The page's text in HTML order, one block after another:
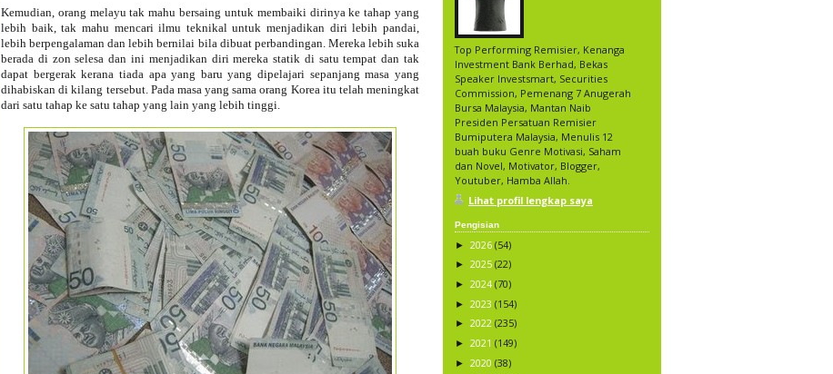
Kemudian, orang melayu tak mahu bersaing untuk membaiki dirinya ke tahap yang
lebih baik, tak mahu mencari ilmu teknikal untuk menjadikan diri lebih pandai,
lebih berpengalaman dan lebih bernilai bila dibuat perbandingan. Mereka lebih suka
berada di zon selesa dan ini menjadikan diri mereka statik di satu tempat dan tak
dapat bergerak kerana tiada apa yang baru yang dipelajari sepanjang masa yang
dihabiskan di kilang tersebut. Pada masa yang sama orang Korea itu telah meningkat
dari satu tahap ke satu tahap yang lain yang lebih tinggi.
Top Performing Remisier, Kenanga
Investment Bank Berhad, Bekas
Speaker Investsmart, Securities
Commission, Pemenang 7 Anugerah
Bursa Malaysia, Mantan Naib
Presiden Persatuan Remisier
Bumiputera Malaysia, Menulis 12
buah buku Genre Motivasi, Saham
dan Novel, Motivator, Blogger,
Youtuber, Hamba Allah.
Lihat profil lengkap saya
Pengisian
► 2026 (54)
► 2025 (22)
► 2024 (70)
► 2023 (154)
► 2022 (235)
► 2021 (149)
► 2020 (38)